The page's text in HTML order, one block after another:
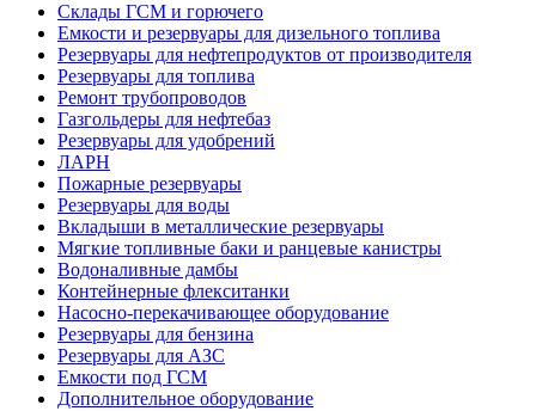
Склады ГСМ и горючего
Емкости и резервуары для дизельного топлива
Резервуары для нефтепродуктов от производителя
Резервуары для топлива
Ремонт трубопроводов
Газгольдеры для нефтебаз
Резервуары для удобрений
ЛАРН
Пожарные резервуары
Резервуары для воды
Вкладыши в металлические резервуары
Мягкие топливные баки и ранцевые канистры
Водоналивные дамбы
Контейнерные флекситанки
Насосно-перекачивающее оборудование
Резервуары для бензина
Резервуары для АЗС
Емкости под ГСМ
Дополнительное оборудование